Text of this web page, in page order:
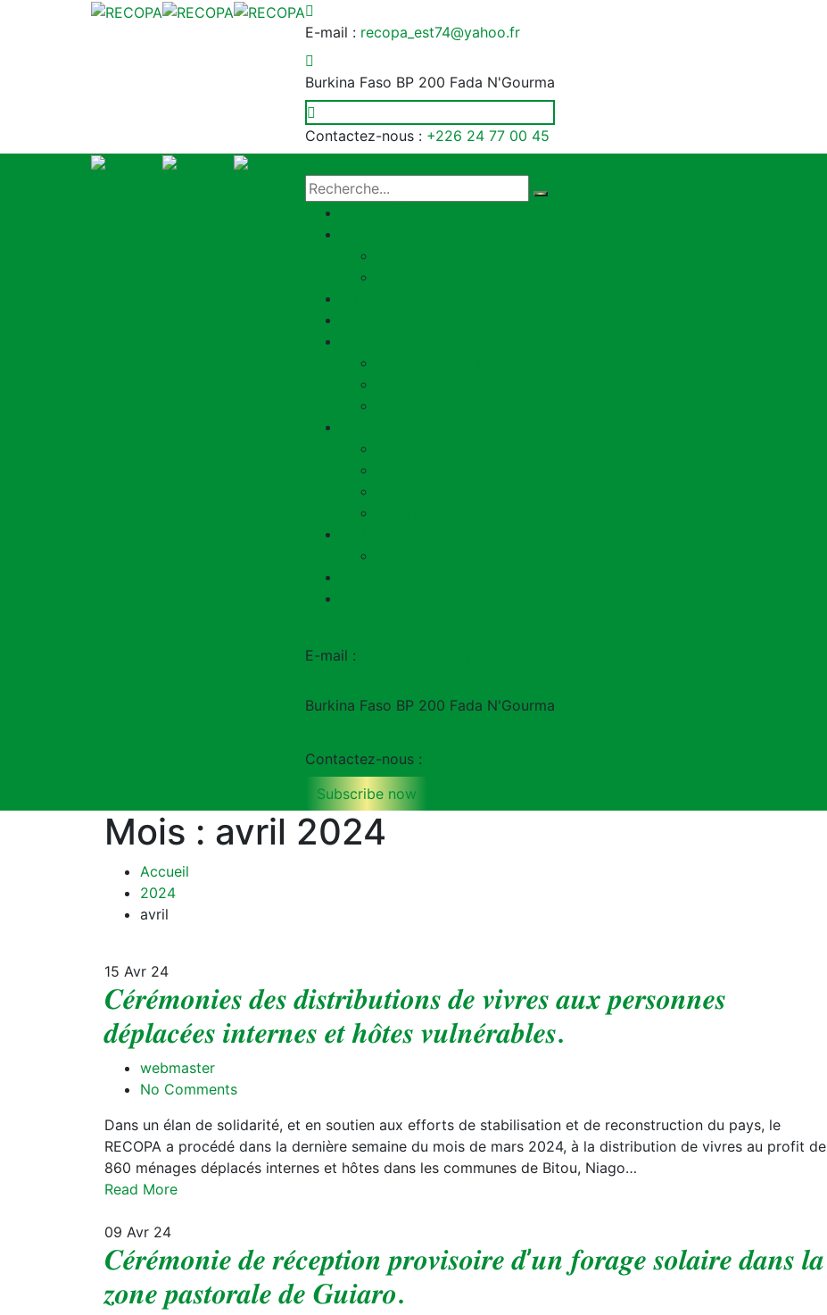
E-mail : recopa_est74@yahoo.fr
Burkina Faso BP 200 Fada N'Gourma
Contactez-nous : +226 24 77 00 45
E-mail :
Burkina Faso BP 200 Fada N'Gourma
Contactez-nous :
Subscribe now
Mois : avril 2024
Accueil
2024
avril
15 Avr 24
𝑪𝒆́𝒓𝒆́𝒎𝒐𝒏𝒊𝒆𝒔 𝒅𝒆𝒔 𝒅𝒊𝒔𝒕𝒓𝒊𝒃𝒖𝒕𝒊𝒐𝒏𝒔 𝒅𝒆 𝒗𝒊𝒗𝒓𝒆𝒔 𝒂𝒖𝒙 𝒑𝒆𝒓𝒔𝒐𝒏𝒏𝒆𝒔
𝒅𝒆́𝒑𝒍𝒂𝒄𝒆́𝒆𝒔 𝒊𝒏𝒕𝒆𝒓𝒏𝒆𝒔 𝒆𝒕 𝒉𝒐̂𝒕𝒆𝒔 𝒗𝒖𝒍𝒏𝒆́𝒓𝒂𝒃𝒍𝒆𝒔.
webmaster
No Comments
Dans un élan de solidarité, et en soutien aux efforts de stabilisation et de reconstruction du pays, le
RECOPA a procédé dans la dernière semaine du mois de mars 2024, à la distribution de vivres au profit de
860 ménages déplacés internes et hôtes dans les communes de Bitou, Niago…
Read More
09 Avr 24
𝑪𝒆́𝒓𝒆́𝒎𝒐𝒏𝒊𝒆 𝒅𝒆 𝒓𝒆́𝒄𝒆𝒑𝒕𝒊𝒐𝒏 𝒑𝒓𝒐𝒗𝒊𝒔𝒐𝒊𝒓𝒆 𝒅’𝒖𝒏 𝒇𝒐𝒓𝒂𝒈𝒆 𝒔𝒐𝒍𝒂𝒊𝒓𝒆 𝒅𝒂𝒏𝒔 𝒍𝒂
𝒛𝒐𝒏𝒆 𝒑𝒂𝒔𝒕𝒐𝒓𝒂𝒍𝒆 𝒅𝒆 𝑮𝒖𝒊𝒂𝒓𝒐.